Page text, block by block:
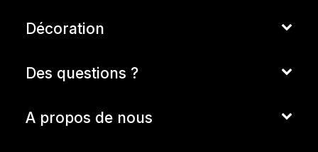
Décoration
Des questions ?
A propos de nous